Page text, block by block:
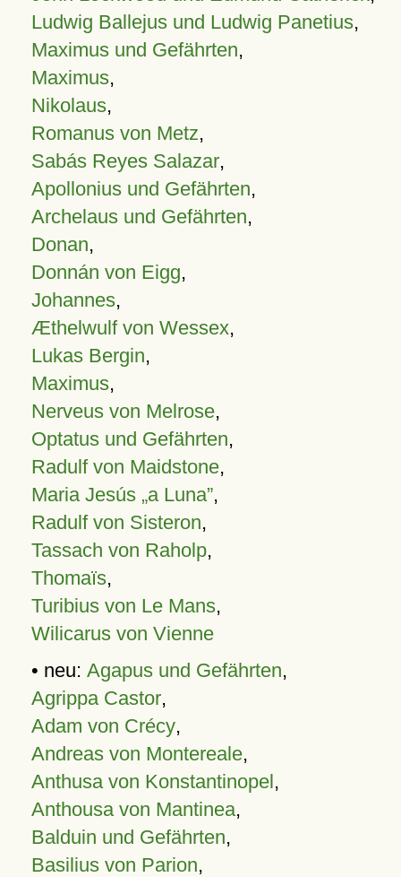
Ludwig Ballejus und Ludwig Panetius,
Maximus und Gefährten,
Maximus,
Nikolaus,
Romanus von Metz,
Sabás Reyes Salazar,
Apollonius und Gefährten,
Archelaus und Gefährten,
Donan,
Donnán von Eigg,
Johannes,
Æthelwulf von Wessex,
Lukas Bergin,
Maximus,
Nerveus von Melrose,
Optatus und Gefährten,
Radulf von Maidstone,
Maria Jesús „a Luna”,
Radulf von Sisteron,
Tassach von Raholp,
Thomaïs,
Turibius von Le Mans,
Wilicarus von Vienne
• neu: Agapus und Gefährten,
Agrippa Castor,
Adam von Crécy,
Andreas von Montereale,
Anthusa von Konstantinopel,
Anthousa von Mantinea,
Balduin und Gefährten,
Basilius von Parion,